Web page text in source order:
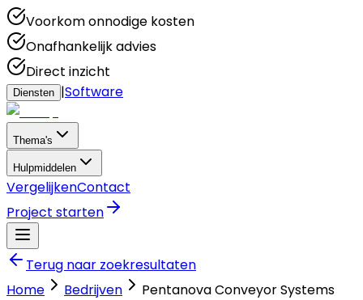
Voorkom onnodige kosten
Onafhankelijk advies
Direct inzicht
Diensten |Software
Thema's
Hulpmiddelen
VergelijkenContact
Project starten
Terug naar zoekresultaten
Home
Bedrijven
Pentanova Conveyor Systems